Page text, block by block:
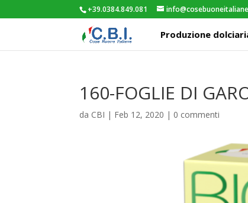
+39.0384.849.081
Produzione
160-FOGLIE DI
da CBI | Feb 12, 2020 | 0 commenti